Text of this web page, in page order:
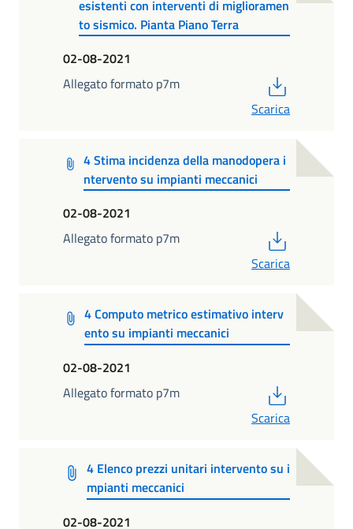
esistenti con interventi di miglioramen
to sismico. Pianta Piano Terra
02-08-2021
Allegato formato p7m
Scarica
4 Stima incidenza della manodopera i
ntervento su impianti meccanici
02-08-2021
Allegato formato p7m
Scarica
4 Computo metrico estimativo interv
ento su impianti meccanici
02-08-2021
Allegato formato p7m
Scarica
4 Elenco prezzi unitari intervento su i
mpianti meccanici
02-08-2021